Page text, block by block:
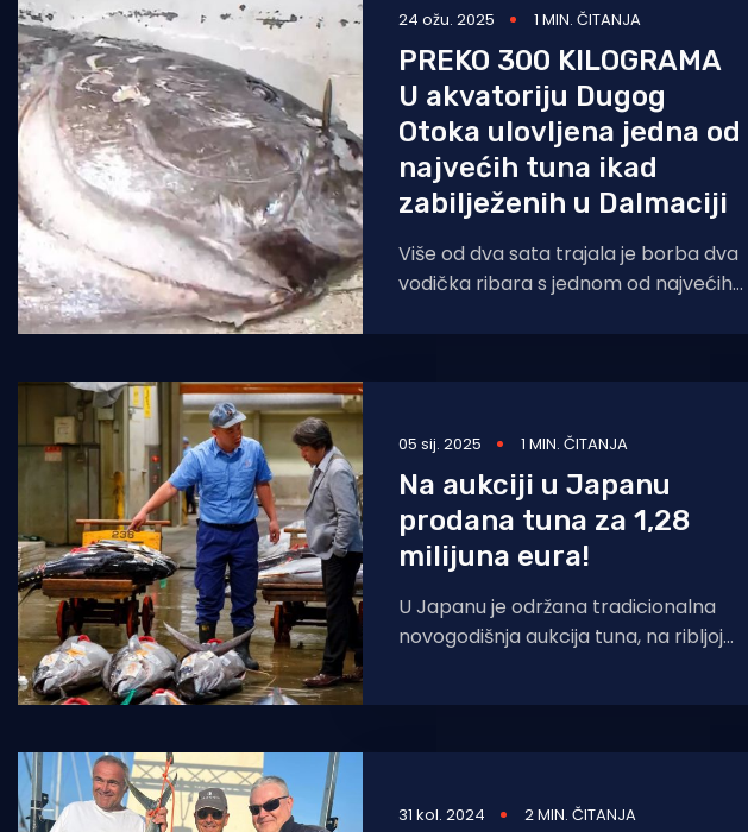
24 ožu. 2025 1 MIN. ČITANJA
PREKO 300 KILOGRAMA
U akvatoriju Dugog
Otoka ulovljena jedna od
najvećih tuna ikad
zabilježenih u Dalmaciji
Više od dva sata trajala je borba dva
vodička ribara s jednom od najvećih
05 sij. 2025 1 MIN. ČITANJA
Na aukciji u Japanu
prodana tuna za 1,28
milijuna eura!
U Japanu je održana tradicionalna
novogodišnja aukcija tuna, na ribljoj
31 kol. 2024 2 MIN. ČITANJA